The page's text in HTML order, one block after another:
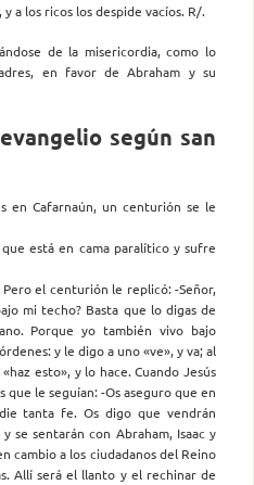
a los ricos los despide vacíos. R/.
de la misericordia, como lo
en favor de Abraham y su
según san
en Cafarnaún, un centurión se le
está en cama paralítico y sufre
el centurión le replicó: -Señor,
mi techo? Basta que lo digas de
Porque yo también vivo bajo
y le digo a uno «ve», y va; al
esto», y lo hace. Cuando Jesús
que le seguían: -Os aseguro que en
tanta fe. Os digo que vendrán
se sentarán con Abraham, Isaac y
cambio a los ciudadanos del Reino
Allí será el llanto y el rechinar de